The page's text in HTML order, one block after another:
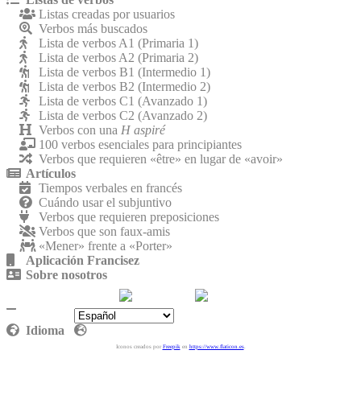
Listas creadas por usuarios
Verbos más buscados
Lista de verbos A1 (Primaria 1)
Lista de verbos A2 (Primaria 2)
Lista de verbos B1 (Intermedio 1)
Lista de verbos B2 (Intermedio 2)
Lista de verbos C1 (Avanzado 1)
Lista de verbos C2 (Avanzado 2)
Verbos con una H aspiré
100 verbos esenciales para principiantes
Verbos que requieren «être» en lugar de «avoir»
Artículos
Tiempos verbales en francés
Cuándo usar el subjuntivo
Verbos que requieren preposiciones
Verbos que son faux-amis
«Mener» frente a «Porter»
Aplicación Francisez
Sobre nosotros
Política de privacidad
Idioma
Iconos creados por Freepiken https://www.flaticon.es.